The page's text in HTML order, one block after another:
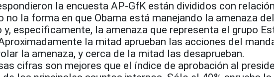
la encuesta AP-GfK están divididos con
no la forma en que Obama está manejando la amenaza del
y, específicamente, la amenaza que representa el grupo
la mitad aprueban las acciones del
la amenaza, y cerca de la mitad las desaprueban.
cifras son mejores que el índice de aprobación al